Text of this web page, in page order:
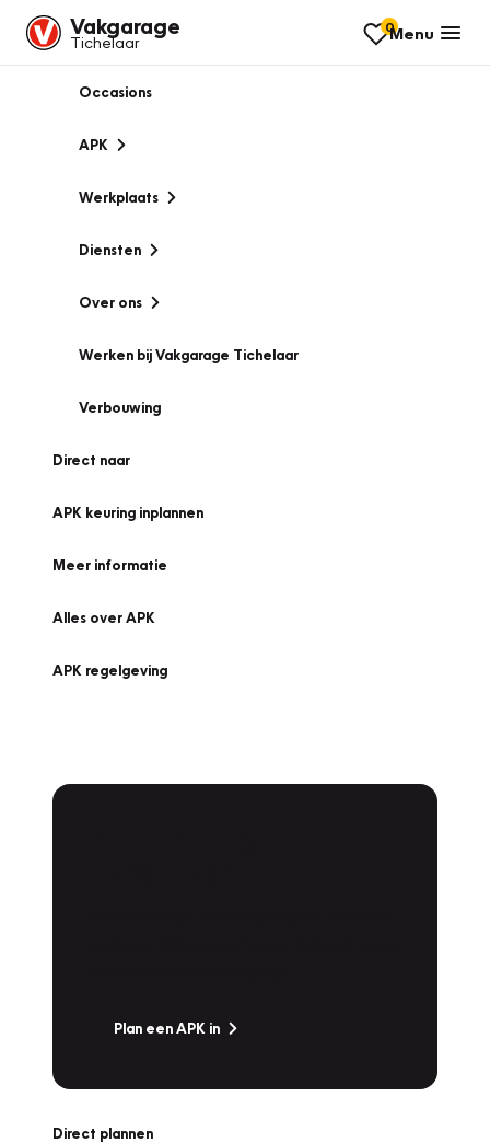
Vakgarage
Tichelaar
0Menu
Occasions
APK
Werkplaats
Diensten
Over ons
Werken bij Vakgarage Tichelaar
Verbouwing
Direct naar
APK keuring inplannen
Meer informatie
Alles over APK
APK regelgeving
Plan een APK in
Direct plannen